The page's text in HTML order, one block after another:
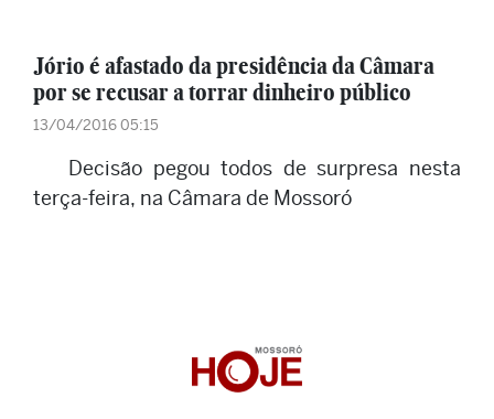
Jório é afastado da presidência da Câmara
por se recusar a torrar dinheiro público
13/04/2016 05:15
Decisão pegou todos de surpresa nesta
terça-feira, na Câmara de Mossoró